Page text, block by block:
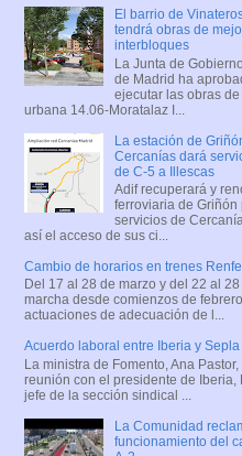
El barrio de
tendrá obras de
interbloques
La Junta de
de Madrid ha
ejecutar las obras
urbana 14.06-Moratalaz I...
La estación de
Cercanías dará
de C-5 a Illescas
Adif recuperará y
ferroviaria de Griñón
servicios de
así el acceso de sus ci...
Cambio de horarios en trenes
Del 17 al 28 de marzo y del 22 al
marcha desde comienzos de
actuaciones de adecuación de l...
Acuerdo laboral entre Iberia y Sepla
La ministra de Fomento, Ana
reunión con el presidente de Iberia,
jefe de la sección sindical ...
La Comunidad
funcionamiento del